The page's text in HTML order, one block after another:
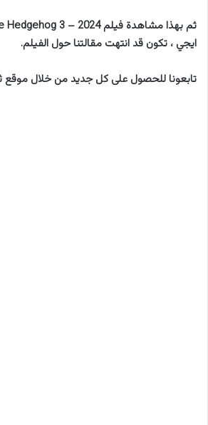
ايجي ، تكون قد انتهت مقالتنا حول الفيلم.
تابعونا للحصول على كل جديد من خلال موقع